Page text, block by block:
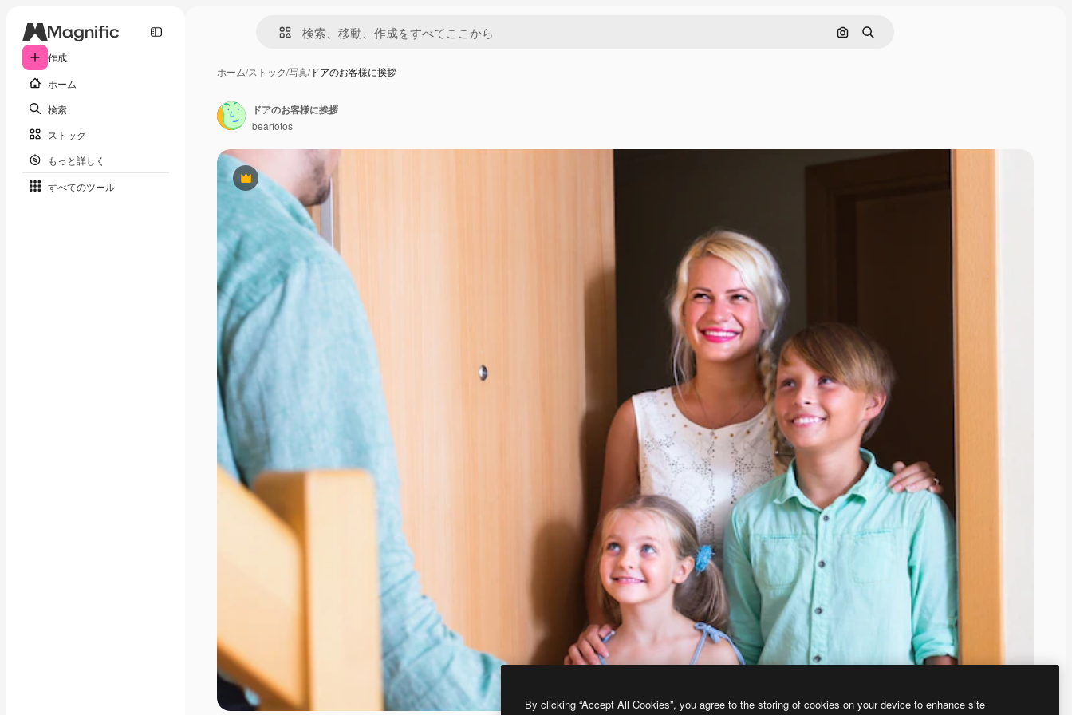
作成
ホーム
検索
ストック
もっと詳しく
すべてのツール
画像で検索
検索
ホーム/ストック/写真/ドアのお客様に挨拶
Premium
ドアのお客様に挨拶
bearfotos
By clicking “Accept All Cookies”, you agree to the storing of cookies on your device to enhance site